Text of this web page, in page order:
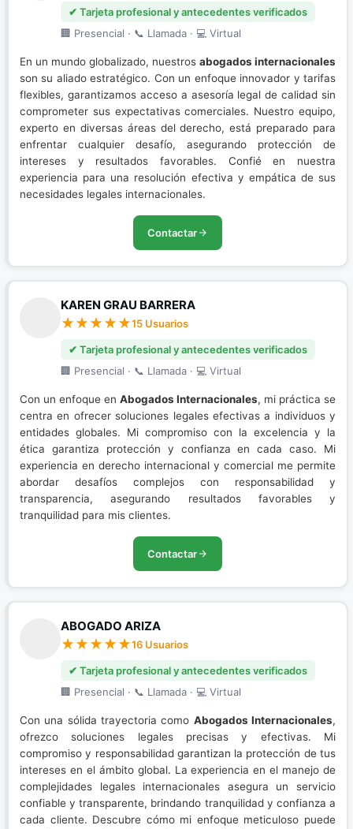
✔ Tarjeta profesional y antecedentes verificados
🏢 Presencial · 📞 Llamada · 💻 Virtual
En un mundo globalizado, nuestros abogados internacionales
son su aliado estratégico. Con un enfoque innovador y tarifas
flexibles, garantizamos acceso a asesoría legal de calidad sin
comprometer sus expectativas comerciales. Nuestro equipo,
experto en diversas áreas del derecho, está preparado para
enfrentar cualquier desafío, asegurando protección de
intereses y resultados favorables. Confié en nuestra
experiencia para una resolución efectiva y empática de sus
necesidades legales internacionales.
Contactar
KAREN GRAU BARRERA
15 Usuarios
✔ Tarjeta profesional y antecedentes verificados
🏢 Presencial · 📞 Llamada · 💻 Virtual
Con un enfoque en Abogados Internacionales, mi práctica se
centra en ofrecer soluciones legales efectivas a individuos y
entidades globales. Mi compromiso con la excelencia y la
ética garantiza protección y confianza en cada caso. Mi
experiencia en derecho internacional y comercial me permite
abordar desafíos complejos con responsabilidad y
transparencia, asegurando resultados favorables y
tranquilidad para mis clientes.
Contactar
ABOGADO ARIZA
16 Usuarios
✔ Tarjeta profesional y antecedentes verificados
🏢 Presencial · 📞 Llamada · 💻 Virtual
Con una sólida trayectoria como Abogados Internacionales,
ofrezco soluciones legales precisas y efectivas. Mi
compromiso y responsabilidad garantizan la protección de tus
intereses en el ámbito global. La experiencia en el manejo de
complejidades legales internacionales asegura un servicio
confiable y transparente, brindando tranquilidad y confianza a
cada cliente. Descubre cómo mi enfoque meticuloso puede